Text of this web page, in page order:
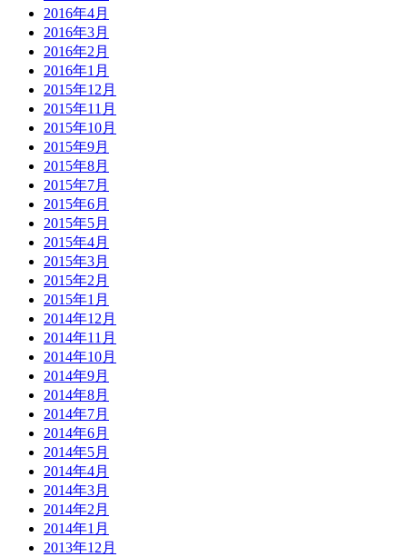
2016年4月
2016年3月
2016年2月
2016年1月
2015年12月
2015年11月
2015年10月
2015年9月
2015年8月
2015年7月
2015年6月
2015年5月
2015年4月
2015年3月
2015年2月
2015年1月
2014年12月
2014年11月
2014年10月
2014年9月
2014年8月
2014年7月
2014年6月
2014年5月
2014年4月
2014年3月
2014年2月
2014年1月
2013年12月